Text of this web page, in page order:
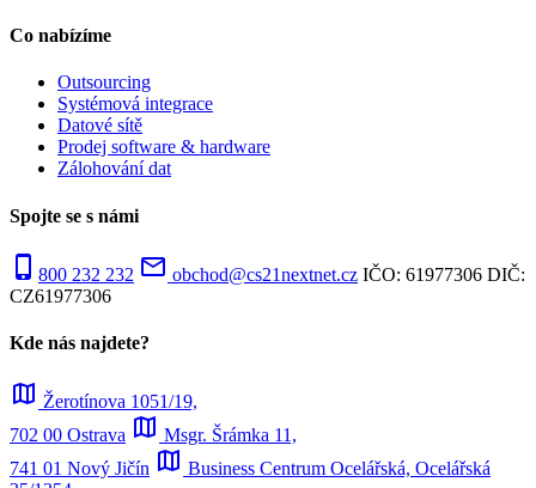
Co nabízíme
Outsourcing
Systémová integrace
Datové sítě
Prodej software & hardware
Zálohování dat
Spojte se s námi
phone_iphone 800 232 232 mail_outline obchod@cs21nextnet.cz IČO: 61977306 DIČ:
CZ61977306
Kde nás najdete?
map Žerotínova 1051/19,
702 00 Ostrava map Msgr. Šrámka 11,
741 01 Nový Jičín map Business Centrum Ocelářská, Ocelářská